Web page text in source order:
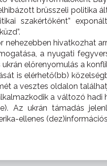
brüsszeli politika
szakértőként”
hivatkozhat
a nyugati
előrenyomulás a
is elérhető(bb)
a vesztes oldalon
a változó hadi
Az ukrán támadás
ellenes